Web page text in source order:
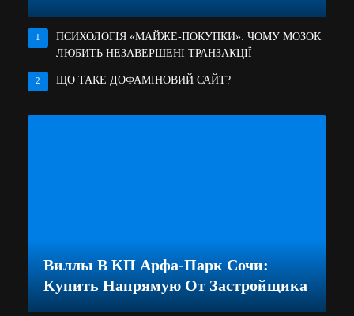
1
ПСИХОЛОГІЯ «МАЙЖЕ-ПОКУПКИ»: ЧОМУ МОЗОК
ЛЮБИТЬ НЕЗАВЕРШЕНІ ТРАНЗАКЦІЇ
2 ЩО ТАКЕ ДОФАМІНОВИЙ САЙТ?
Виллы В КП Арфа-Парк Сочи:
Купить Напрямую От Застройщика